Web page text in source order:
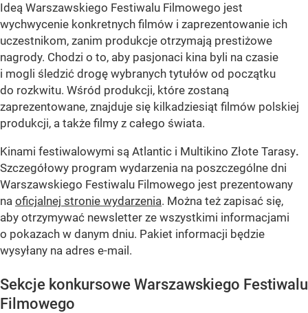
Ideą Warszawskiego Festiwalu Filmowego jest
wychwycenie konkretnych filmów i zaprezentowanie ich
uczestnikom, zanim produkcje otrzymają prestiżowe
nagrody. Chodzi o to, aby pasjonaci kina byli na czasie
i mogli śledzić drogę wybranych tytułów od początku
do rozkwitu. Wśród produkcji, które zostaną
zaprezentowane, znajduje się kilkadziesiąt filmów polskiej
produkcji, a także filmy z całego świata.
Kinami festiwalowymi są Atlantic i Multikino Złote Tarasy.
Szczegółowy program wydarzenia na poszczególne dni
Warszawskiego Festiwalu Filmowego jest prezentowany
na oficjalnej stronie wydarzenia. Można też zapisać się,
aby otrzymywać newsletter ze wszystkimi informacjami
o pokazach w danym dniu. Pakiet informacji będzie
wysyłany na adres e-mail.
Sekcje konkursowe Warszawskiego Festiwalu
Filmowego